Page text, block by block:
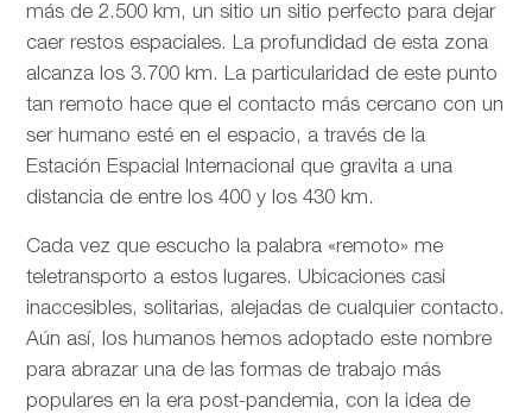
más de 2.500 km, un sitio un sitio perfecto para dejar
caer restos espaciales. La profundidad de esta zona
alcanza los 3.700 km. La particularidad de este punto
tan remoto hace que el contacto más cercano con un
ser humano esté en el espacio, a través de la
Estación Espacial Internacional que gravita a una
distancia de entre los 400 y los 430 km.
Cada vez que escucho la palabra «remoto» me
teletransporto a estos lugares. Ubicaciones casi
inaccesibles, solitarias, alejadas de cualquier contacto.
Aún así, los humanos hemos adoptado este nombre
para abrazar una de las formas de trabajo más
populares en la era post-pandemia, con la idea de